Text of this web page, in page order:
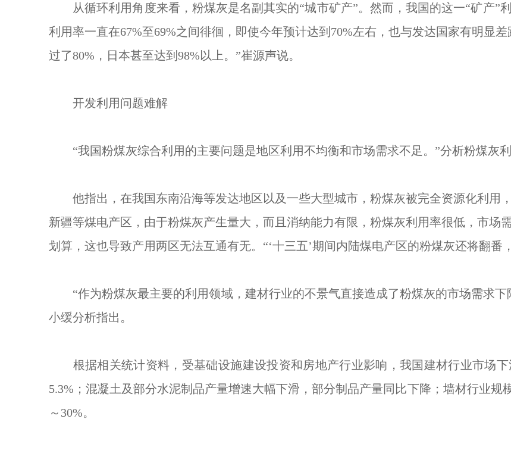
从循环利用角度来看，粉煤灰是名副其实的“城市矿产”。然而，我国的这一“矿产”
利用率一直在67%至69%之间徘徊，即使今年预计达到70%左右，也与发达国家有明显
过了80%，日本甚至达到98%以上。”崔源声说。
开发利用问题难解
“我国粉煤灰综合利用的主要问题是地区利用不均衡和市场需求不足。”分析粉煤灰利
他指出，在我国东南沿海等发达地区以及一些大型城市，粉煤灰被完全资源化利用，
新疆等煤电产区，由于粉煤灰产生量大，而且消纳能力有限，粉煤灰利用率很低，市场
划算，这也导致产用两区无法互通有无。“‘十三五’期间内陆煤电产区的粉煤灰还将翻番
“作为粉煤灰最主要的利用领域，建材行业的不景气直接造成了粉煤灰的市场需求下
小缓分析指出。
根据相关统计资料，受基础设施建设投资和房地产行业影响，我国建材行业市场下
5.3%；混凝土及部分水泥制品产量增速大幅下滑，部分制品产量同比下降；墙材行业规
～30%。